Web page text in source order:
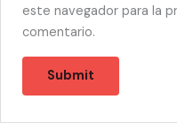
este navegador para la
comentario.